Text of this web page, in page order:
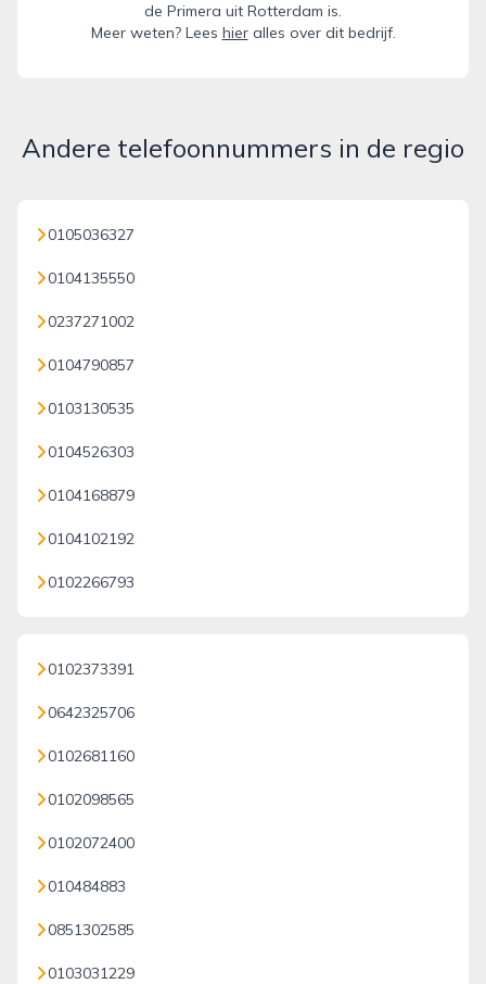
de Primera uit Rotterdam is.
Meer weten? Lees hieralles over dit bedrijf.
Andere telefoonnummers in de regio
0105036327
0104135550
0237271002
0104790857
0103130535
0104526303
0104168879
0104102192
0102266793
0102373391
0642325706
0102681160
0102098565
0102072400
010484883
0851302585
0103031229